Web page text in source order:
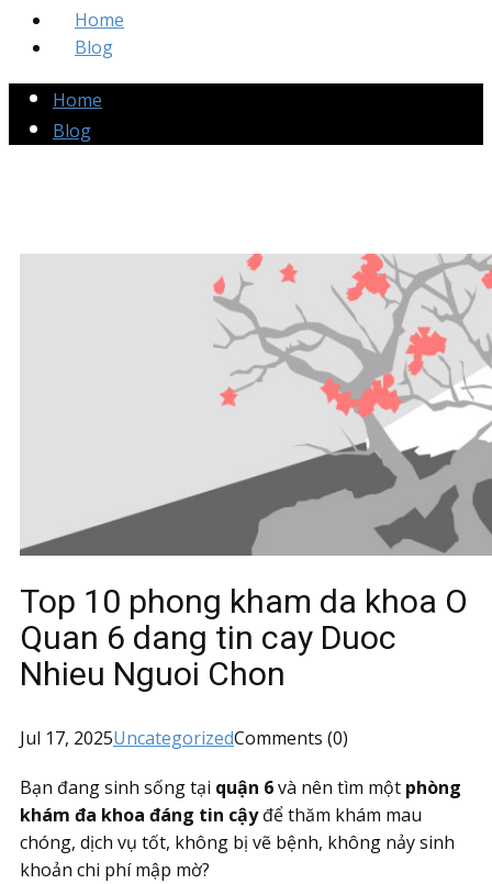
Home
Blog
Home
Blog
Top 10 phong kham da khoa O
Quan 6 dang tin cay Duoc
Nhieu Nguoi Chon
Jul 17, 2025UncategorizedComments (0)
Bạn đang sinh sống tại quận 6và nên tìm một phòng
khám đa khoa đáng tin cậyđể thăm khám mau
chóng, dịch vụ tốt, không bị vẽ bệnh, không nảy sinh
khoản chi phí mập mờ?